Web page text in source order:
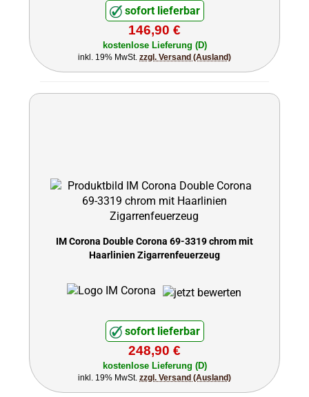
sofort lieferbar
146,90 €
kostenlose Lieferung (D)
inkl. 19% MwSt. zzgl. Versand (Ausland)
IM Corona Double Corona 69-3319 chrom mit
Haarlinien Zigarrenfeuerzeug
sofort lieferbar
248,90 €
kostenlose Lieferung (D)
inkl. 19% MwSt. zzgl. Versand (Ausland)